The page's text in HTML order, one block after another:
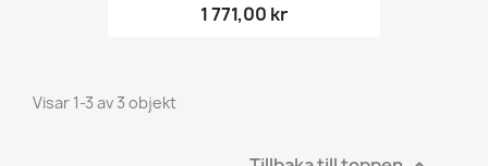
1 771,00 kr
Visar 1-3 av 3 objekt